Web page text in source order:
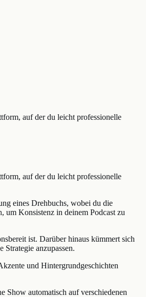
auf der du leicht professionelle
auf der du leicht professionelle
eines Drehbuchs, wobei du die
um Konsistenz in deinem Podcast zu
ist. Darüber hinaus kümmert sich
anzupassen.
und Hintergrundgeschichten
Show automatisch auf verschiedenen